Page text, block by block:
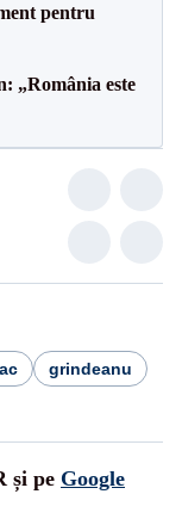
pentru
„România este
grindeanu
și pe Google